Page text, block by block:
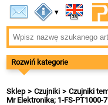
▾
Rozwiń kategorie
Sklep Czujniki Czujniki
Mr Elektronika; 1-FS-PT1000-